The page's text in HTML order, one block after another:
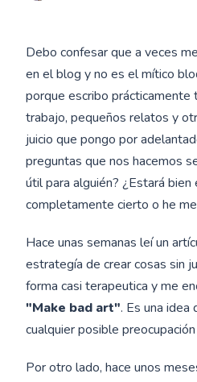
Debo confesar que a veces
en el blog y no es el mítico
porque escribo
trabajo, pequeños relatos y
juicio que pongo por
preguntas que nos hacemos
útil para alguién? ¿Estará bien
completamente cierto o he
Hace unas semanas leí un
estrategía de crear cosas sin
forma casi terapeutica y me
"Make bad art". Es una idea
cualquier posible
Por otro lado, hace unos